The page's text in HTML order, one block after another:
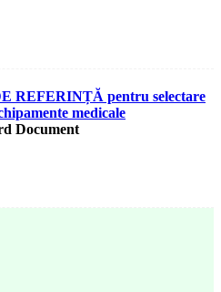
REFERINȚĂ pentru selectare
medicale